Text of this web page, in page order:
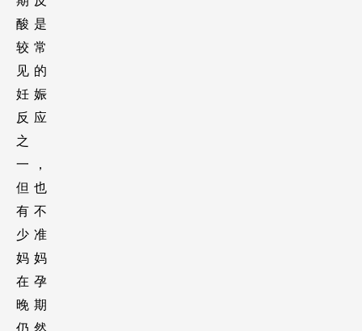
酸是
较常
见的
妊娠
反应
之
一，
但也
有不
少准
妈妈
在孕
晚期